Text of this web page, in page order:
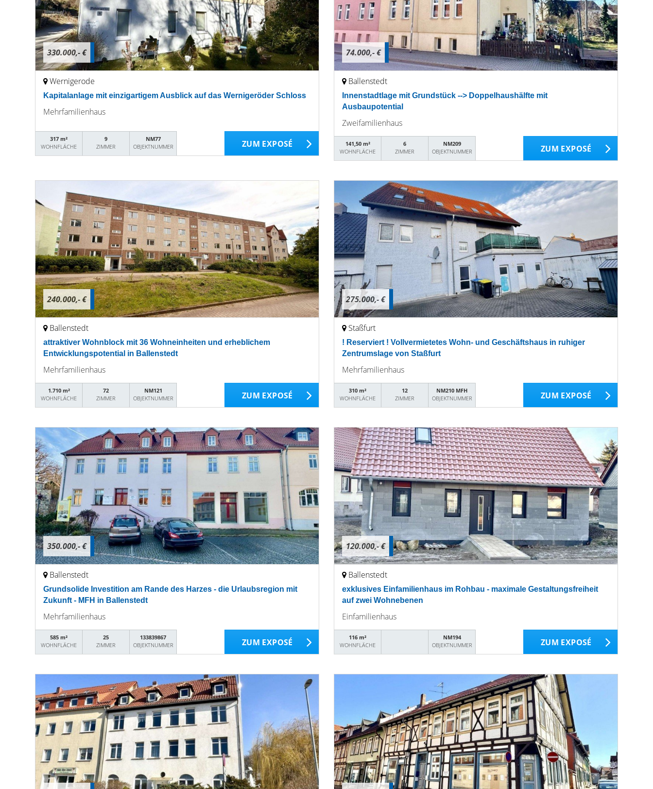
330.000,- €
Wernigerode
Kapitalanlage mit einzigartigem Ausblick auf das Wernigeröder Schloss
Mehrfamilienhaus
317 m²
WOHNFLÄCHE
9
ZIMMER
NM77
OBJEKTNUMMER
ZUM EXPOSÉ
74.000,- €
Ballenstedt
Innenstadtlage mit Grundstück --> Doppelhaushälfte mit
Ausbaupotential
Zweifamilienhaus
141,50 m²
WOHNFLÄCHE
6
ZIMMER
NM209
OBJEKTNUMMER
ZUM EXPOSÉ
240.000,- €
Ballenstedt
attraktiver Wohnblock mit 36 Wohneinheiten und erheblichem
Entwicklungspotential in Ballenstedt
Mehrfamilienhaus
1.710 m²
WOHNFLÄCHE
72
ZIMMER
NM121
OBJEKTNUMMER
ZUM EXPOSÉ
275.000,- €
Staßfurt
! Reserviert ! Vollvermietetes Wohn- und Geschäftshaus in ruhiger
Zentrumslage von Staßfurt
Mehrfamilienhaus
310 m²
WOHNFLÄCHE
12
ZIMMER
NM210 MFH
OBJEKTNUMMER
ZUM EXPOSÉ
350.000,- €
Ballenstedt
Grundsolide Investition am Rande des Harzes - die Urlaubsregion mit
Zukunft - MFH in Ballenstedt
Mehrfamilienhaus
585 m²
WOHNFLÄCHE
25
ZIMMER
133839867
OBJEKTNUMMER
ZUM EXPOSÉ
120.000,- €
Ballenstedt
exklusives Einfamilienhaus im Rohbau - maximale Gestaltungsfreiheit
auf zwei Wohnebenen
Einfamilienhaus
116 m²
WOHNFLÄCHE
NM194
OBJEKTNUMMER
ZUM EXPOSÉ